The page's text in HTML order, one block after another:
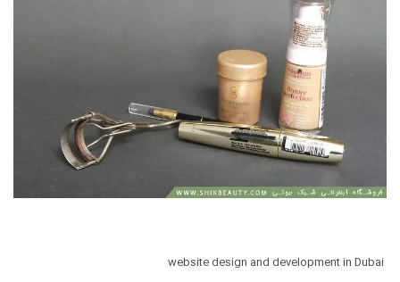
website design and development in Dubai